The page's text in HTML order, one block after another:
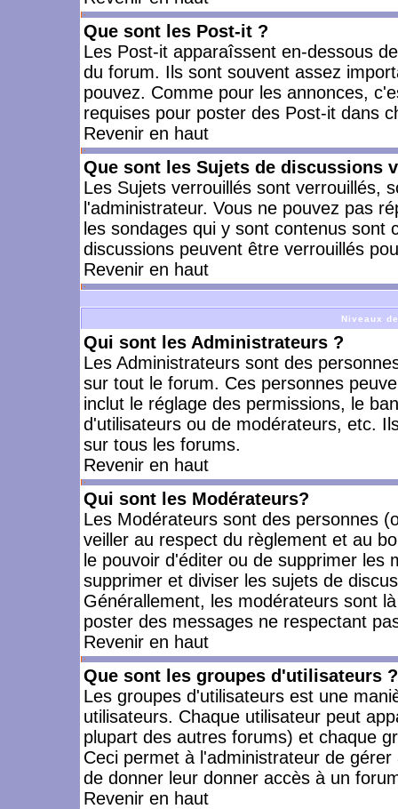
Que sont les Post-it ?
Les Post-it apparaîssent en-dessous
du forum. Ils sont souvent assez
pouvez. Comme pour les annonces,
requises pour poster des Post-it dans
Revenir en haut
Que sont les Sujets de discussions
Les Sujets verrouillés sont verrouillés,
l'administrateur. Vous ne pouvez pas
les sondages qui y sont contenus
discussions peuvent être verrouillés
Revenir en haut
Niveaux
Qui sont les Administrateurs ?
Les Administrateurs sont des
sur tout le forum. Ces personnes
inclut le réglage des permissions, le
d'utilisateurs ou de modérateurs, etc.
sur tous les forums.
Revenir en haut
Qui sont les Modérateurs?
Les Modérateurs sont des personnes
veiller au respect du règlement et au
le pouvoir d'éditer ou de supprimer les
supprimer et diviser les sujets de
Générallement, les modérateurs sont
poster des messages ne respectant
Revenir en haut
Que sont les groupes d'utilisateurs ?
Les groupes d'utilisateurs est une
utilisateurs. Chaque utilisateur peut
plupart des autres forums) et chaque
Ceci permet à l'administrateur de
de donner leur donner accès à un
Revenir en haut